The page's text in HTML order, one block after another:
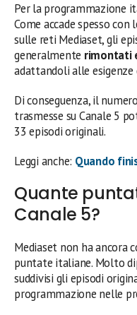
Per la programmazione
Come accade spesso
sulle reti Mediaset, gli
generalmente rimontati
adattandoli alle
Di conseguenza, il
trasmesse su Canale 5
33 episodi originali.
Leggi anche: Quando
Quante
Canale 5?
Mediaset non ha ancora
puntate italiane. Molto
suddivisi gli episodi
programmazione nelle